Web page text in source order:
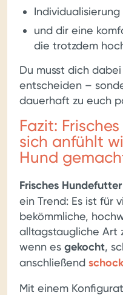
und dir eine
die trotzdem
Du musst dich
entscheiden –
dauerhaft zu euch
Fazit:
sich anfühlt
Hund
Frisches Hundefutter
ein Trend: Es ist für
bekömmliche,
alltagstaugliche Art
wenn es gekocht,
anschließend
Mit einem